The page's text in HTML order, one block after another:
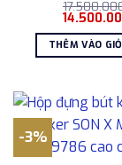
Giá
là:
THÊM VÀO
-3%